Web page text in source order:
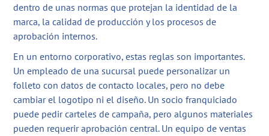
dentro de unas normas que protejan la identidad de la
marca, la calidad de producción y los procesos de
aprobación internos.
En un entorno corporativo, estas reglas son importantes.
Un empleado de una sucursal puede personalizar un
folleto con datos de contacto locales, pero no debe
cambiar el logotipo ni el diseño. Un socio franquiciado
puede pedir carteles de campaña, pero algunos materiales
pueden requerir aprobación central. Un equipo de ventas